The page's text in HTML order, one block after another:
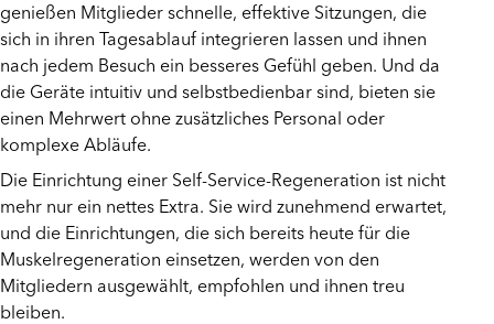
genießen Mitglieder schnelle, effektive Sitzungen, die
sich in ihren Tagesablauf integrieren lassen und ihnen
nach jedem Besuch ein besseres Gefühl geben. Und da
die Geräte intuitiv und selbstbedienbar sind, bieten sie
einen Mehrwert ohne zusätzliches Personal oder
komplexe Abläufe.
Die Einrichtung einer Self-Service-Regeneration ist nicht
mehr nur ein nettes Extra. Sie wird zunehmend erwartet,
und die Einrichtungen, die sich bereits heute für die
Muskelregeneration einsetzen, werden von den
Mitgliedern ausgewählt, empfohlen und ihnen treu
bleiben.